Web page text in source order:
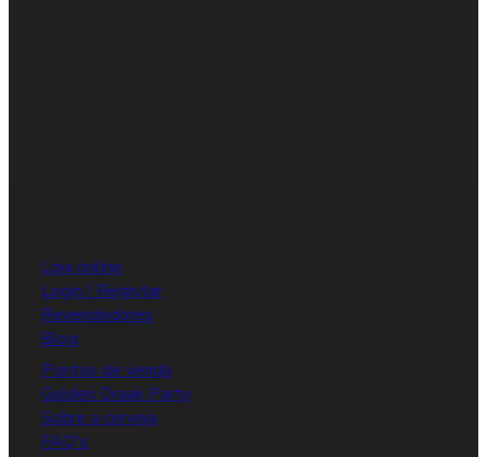
Loja online
Login / Registar
Revendedores
Blog
Pontos de venda
Gulden Draak Party
Sobre a cerveja
FAQ's